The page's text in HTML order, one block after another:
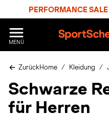
PERFORMANCE
MENÜ
p
r
S
h
ZurückHome Kleidung
Schwarze
für Herren